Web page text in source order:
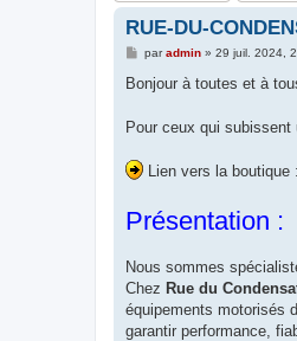
RUE-DU-
M
s
g
e
paradmin» 29 juil. 2024,
Bonjour à toutes et à
Pour ceux qui subissent
Lien vers la boutique :
Présentation :
Nous sommes
Chez Rue du
équipements motorisés
garantir performance,